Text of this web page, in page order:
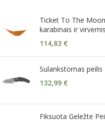
Ticket To The
karabinais ir
114,83 €
Sulankstomas peilis
132,99 €
Fiksuota Geležte